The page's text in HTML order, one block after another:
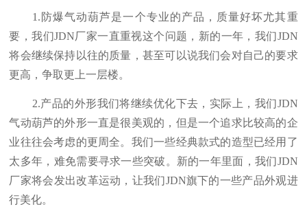
1.防爆气动葫芦是一个专业的产品，质量好坏尤其重
要，我们JDN厂家一直重视这个问题，新的一年，我们JDN
将会继续保持以往的质量，甚至可以说我们会对自己的要求
更高，争取更上一层楼。
2.产品的外形我们将继续优化下去，实际上，我们JDN
气动葫芦的外形一直是很美观的，但是一个追求比较高的企
业往往会考虑的更周全。我们一些经典款式的造型已经用了
太多年，难免需要寻求一些突破。新的一年里面，我们JDN
厂家将会发出改革运动，让我们JDN旗下的一些产品外观进
行美化。